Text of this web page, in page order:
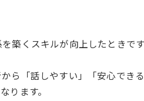
築くスキルが向上したときで
ら「話しやすい」「安心でき
ります。